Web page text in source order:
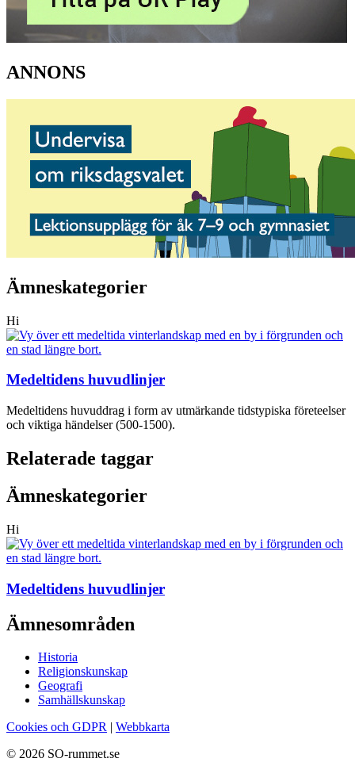
ANNONS
Ämneskategorier
Hi
Medeltidens huvudlinjer
Medeltidens huvuddrag i form av utmärkande tidstypiska företeelser
och viktiga händelser (500-1500).
Relaterade taggar
Ämneskategorier
Hi
Medeltidens huvudlinjer
Ämnesområden
Historia
Religionskunskap
Geografi
Samhällskunskap
Cookies och GDPR | Webbkarta
© 2026 SO-rummet.se